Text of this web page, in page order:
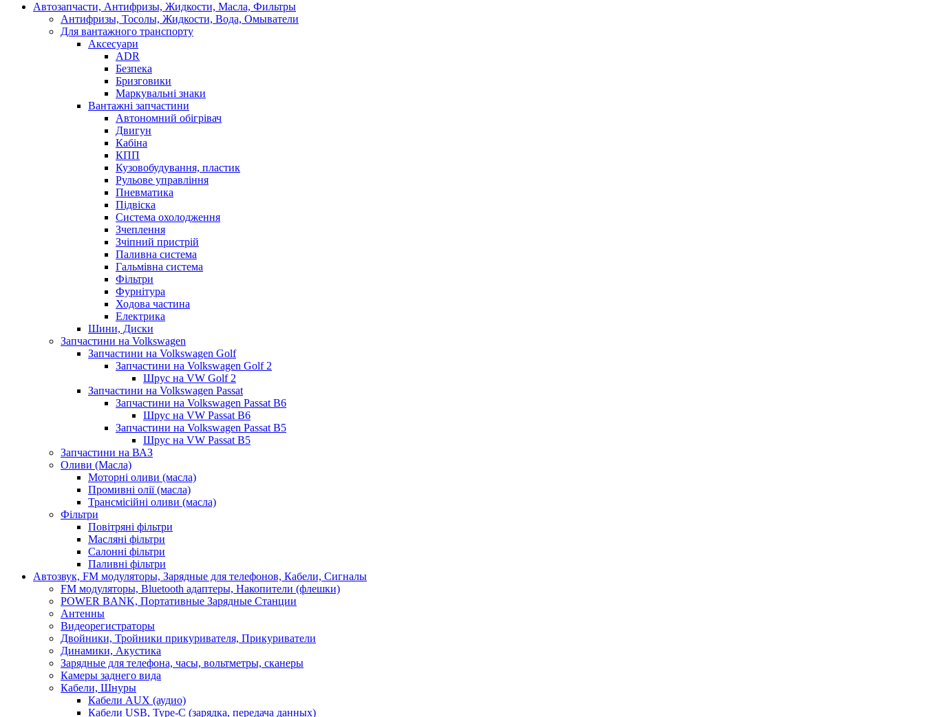
Автозапчасти, Антифризы, Жидкости, Масла, Фильтры
Антифризы, Тосолы, Жидкости, Вода, Омыватели
Для вантажного транспорту
Аксесуари
ADR
Безпека
Бризговики
Маркувальні знаки
Вантажні запчастини
Автономний обігрівач
Двигун
Кабіна
КПП
Кузовобудування, пластик
Рульове управління
Пневматика
Підвіска
Система охолодження
Зчеплення
Зчіпний пристрій
Паливна система
Гальмівна система
Фільтри
Фурнітура
Ходова частина
Електрика
Шини, Диски
Запчастини на Volkswagen
Запчастини на Volkswagen Golf
Запчастини на Volkswagen Golf 2
Шрус на VW Golf 2
Запчастини на Volkswagen Passat
Запчастини на Volkswagen Passat B6
Шрус на VW Passat B6
Запчастини на Volkswagen Passat B5
Шрус на VW Passat B5
Запчастини на ВАЗ
Оливи (Масла)
Моторні оливи (масла)
Промивні олії (масла)
Трансмісійні оливи (масла)
Фільтри
Повітряні фільтри
Масляні фільтри
Салонні фільтри
Паливні фільтри
Автозвук, FM модуляторы, Зарядные для телефонов, Кабели, Сигналы
FM модуляторы, Bluetooth адаптеры, Накопители (флешки)
POWER BANK, Портативные Зарядные Станции
Антенны
Видеорегистраторы
Двойники, Тройники прикуривателя, Прикуриватели
Динамики, Акустика
Зарядные для телефона, часы, вольтметры, сканеры
Камеры заднего вида
Кабели, Шнуры
Кабели AUX (аудио)
Кабели USB, Type-C (зарядка, передача данных)